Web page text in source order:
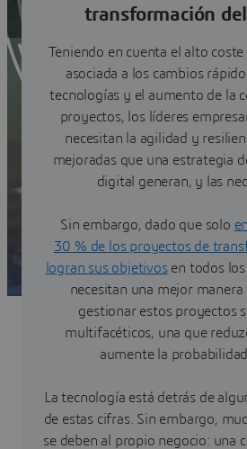
Un modelo para el éxito de la
transformación
Teniendo en cuenta el alto
asociada a los cambios
tecnologías y el aumento de la
proyectos, los líderes
necesitan la agilidad y
mejoradas que una estrategia
digital generan, y las
Sin embargo, dado que solo
30 % de los proyectos de
logran sus objetivosen todos los
necesitan una mejor
gestionar estos proyectos
multifacéticos, una que
aumente la
La tecnología está detrás de
de estas cifras. Sin embargo,
se deben al propio negocio: una